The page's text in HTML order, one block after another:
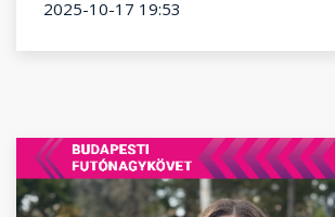
2025-10-17 19:53